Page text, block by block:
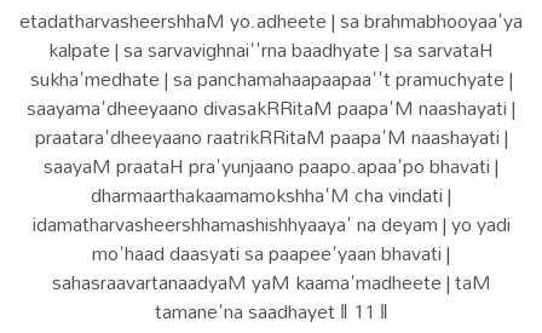
etadatharvasheershhaM yo.adheete | sa brahmabhooyaa'ya
kalpate | sa sarvavighnai''rna baadhyate | sa sarvataH
sukha'medhate | sa panchamahaapaapaa''t pramuchyate |
saayama'dheeyaano divasakRRitaM paapa'M naashayati |
praatara'dheeyaano raatrikRRitaM paapa'M naashayati |
saayaM praataH pra'yunjaano paapo.apaa'po bhavati |
dharmaarthakaamamokshha'M cha vindati |
idamatharvasheershhamashishhyaaya' na deyam | yo yadi
mo'haad daasyati sa paapee'yaan bhavati |
sahasraavartanaadyaM yaM kaama'madheete | taM
tamane'na saadhayet ‖ 11 ‖